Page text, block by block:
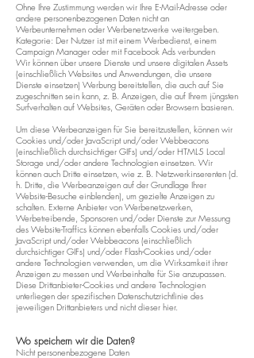
Ohne Ihre Zustimmung werden wir Ihre E-Mail-Adresse oder
andere personenbezogenen Daten nicht an
Werbeunternehmen oder Werbenetzwerke weitergeben.
Kategorie: Der Nutzer ist mit einem Werbedienst, einem
Campaign Manager oder mit Facebook Ads verbunden
Wir können über unsere Dienste und unsere digitalen Assets
(einschließlich Websites und Anwendungen, die unsere
Dienste einsetzen) Werbung bereitstellen, die auch auf Sie
zugeschnitten sein kann, z. B. Anzeigen, die auf Ihrem jüngsten
Surfverhalten auf Websites, Geräten oder Browsern basieren.
Um diese Werbeanzeigen für Sie bereitzustellen, können wir
Cookies und/oder JavaScript und/oder Webbeacons
(einschließlich durchsichtiger GIFs) und/oder HTML5 Local
Storage und/oder andere Technologien einsetzen. Wir
können auch Dritte einsetzen, wie z. B. Netzwerkinserenten (d.
h. Dritte, die Werbeanzeigen auf der Grundlage Ihrer
Website-Besuche einblenden), um gezielte Anzeigen zu
schalten. Externe Anbieter von Werbenetzwerken,
Werbetreibende, Sponsoren und/oder Dienste zur Messung
des Website-Traffics können ebenfalls Cookies und/oder
JavaScript und/oder Webbeacons (einschließlich
durchsichtiger GIFs) und/oder Flash-Cookies und/oder
andere Technologien verwenden, um die Wirksamkeit ihrer
Anzeigen zu messen und Werbeinhalte für Sie anzupassen.
Diese Drittanbieter-Cookies und andere Technologien
unterliegen der spezifischen Datenschutzrichtlinie des
jeweiligen Drittanbieters und nicht dieser hier.
Wo speichern wir die Daten?
Nicht personenbezogene Daten